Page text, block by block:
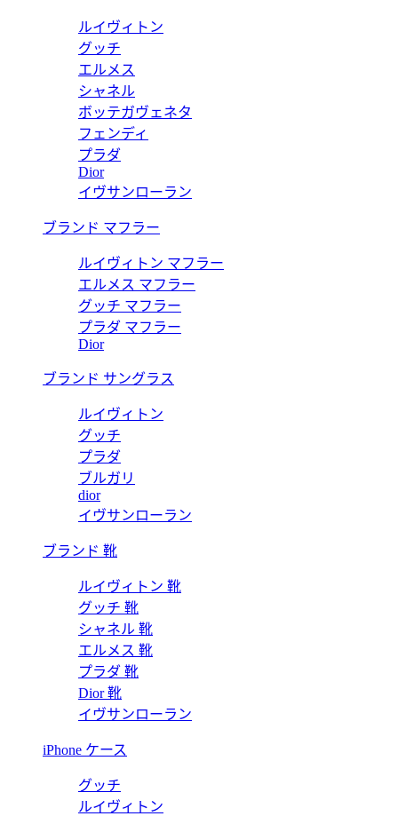
ルイヴィトン
グッチ
エルメス
シャネル
ボッテガヴェネタ
フェンディ
プラダ
Dior
イヴサンローラン
ブランド マフラー
ルイヴィトン マフラー
エルメス マフラー
グッチ マフラー
プラダ マフラー
Dior
ブランド サングラス
ルイヴィトン
グッチ
プラダ
ブルガリ
dior
イヴサンローラン
ブランド 靴
ルイヴィトン 靴
グッチ 靴
シャネル 靴
エルメス 靴
プラダ 靴
Dior 靴
イヴサンローラン
iPhone ケース
グッチ
ルイヴィトン